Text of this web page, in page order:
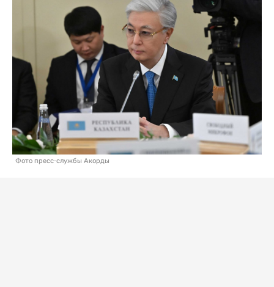
Фото пресс-службы Акорды